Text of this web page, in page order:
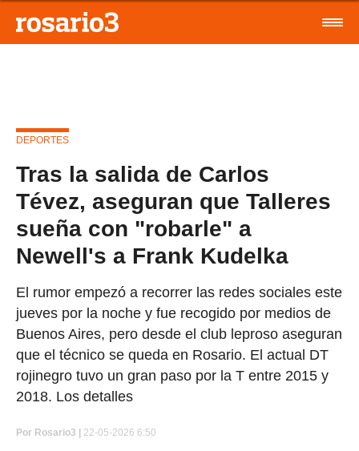
DEPORTES
Tras la salida de Carlos
Tévez, aseguran que Talleres
sueña con "robarle" a
Newell's a Frank Kudelka
El rumor empezó a recorrer las redes sociales este
jueves por la noche y fue recogido por medios de
Buenos Aires, pero desde el club leproso aseguran
que el técnico se queda en Rosario. El actual DT
rojinegro tuvo un gran paso por la T entre 2015 y
2018. Los detalles
Por Rosario3 | 22-05-2026 6:50